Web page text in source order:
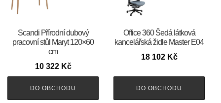
Scandi Přírodní dubový
pracovní stůl Maryt 120×60
cm
10 322 Kč
DO OBCHODU
Office 360 Šedá látková
kancelářská židle Master E04
18 102 Kč
DO OBCHODU